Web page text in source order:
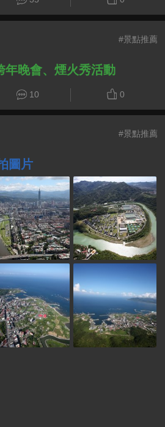
#景點推薦
年晚會、煙火秀活動
10 0
#景點推薦
圖片